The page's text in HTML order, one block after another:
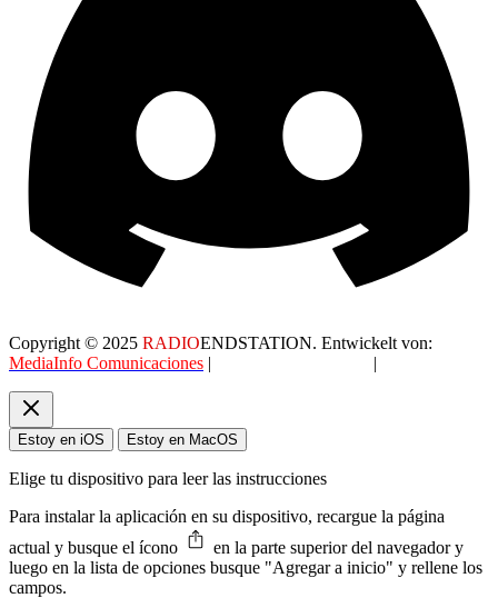
Copyright © 2025 RADIOENDSTATION. Entwickelt von:
MediaInfo Comunicaciones | |
Estoy en iOS Estoy en MacOS
Elige tu dispositivo para leer las instrucciones
Para instalar la aplicación en su dispositivo, recargue la página
actual y busque el ícono
en la parte superior del navegador y
luego en la lista de opciones busque "Agregar a inicio" y rellene los
campos.